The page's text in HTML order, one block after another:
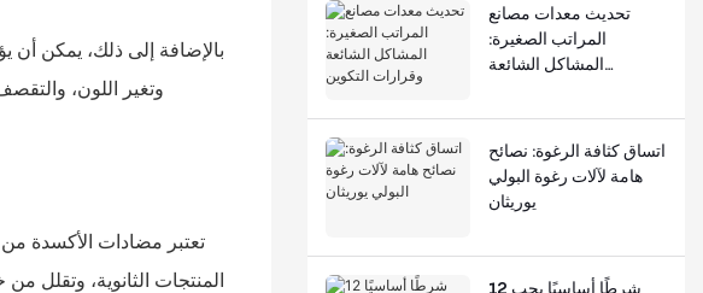
بالإضافة إلى ذلك، يمكن أن
وتغير اللون،
تعتبر مضادات الأكسدة من
المنتجات الثانوية، وتقلل
تحديث معدات مصانع
المراتب الصغيرة:
المشاكل الشائعة
اتساق كثافة الرغوة: نصائح
هامة لآلات رغوة البولي
يوريثان
12 شرطًا أساسيًا يجب